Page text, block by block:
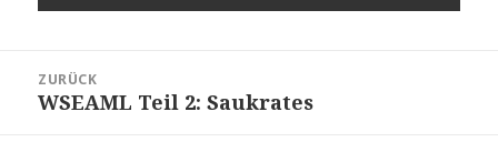
ZURÜCK
Vorheriger
WSEAML Teil 2: Saukrates